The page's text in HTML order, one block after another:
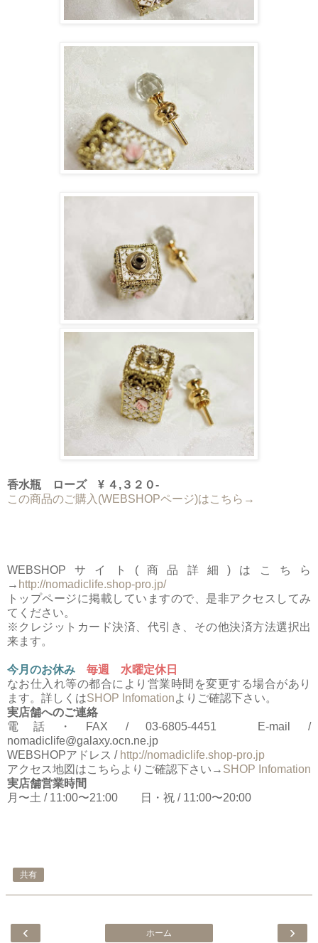
香水瓶 ローズ ¥ ４,３２０-
この商品のご購入(WEBSHOPページ)はこちら→
WEBSHOPサイト(商品詳細)はこちら
→ http://nomadiclife.shop-pro.jp/
トップページに掲載していますので、是非アクセスしてみ
てください。
※クレジットカード決済、代引き、その他決済方法選択出
来ます。
今月のお休み
毎週 水曜定休日
なお仕入れ等の都合により営業時間を変更する場合があり
ます。詳しくはSHOP Infomationよりご確認下さい。
実店舗へのご連絡
電話・FAX / 03-6805-4451 E-mail /
nomadiclife@galaxy.ocn.ne.jp
WEBSHOPアドレス / http://nomadiclife.shop-pro.jp
アクセス地図はこちらよりご確認下さい→ SHOP Infomation
実店舗営業時間
月〜土 / 11:00〜21:00 日・祝 / 11:00〜20:00
共有
‹ ›
ホーム